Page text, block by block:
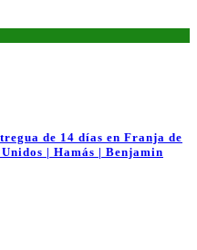
de 14 días en Franja de
| Hamás | Benjamin